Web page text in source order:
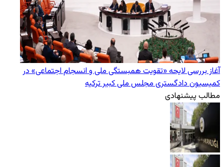
آغاز بررسی لایحه «تقویت همبستگی ملی و انسجام اجتماعی» در
کمیسیون دادگستری مجلس ملی کبیر ترکیه
مطالب پیشنهادی